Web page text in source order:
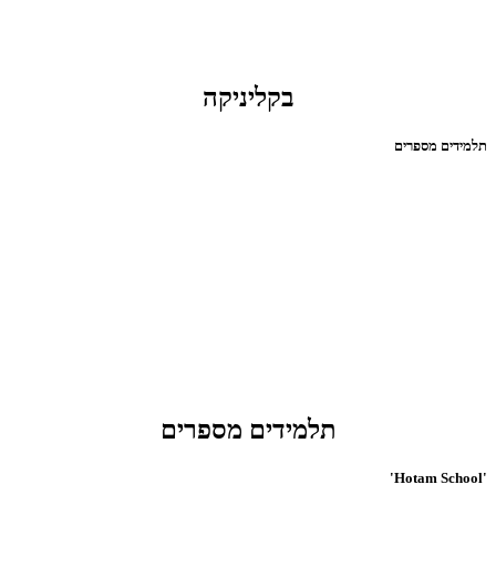
בקליניקה
תלמידים מספרים
תלמידים מספרים
'Hotam School'